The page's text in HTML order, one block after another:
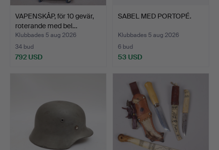
VAPENSKÅP, för 10 gevär,
roterande med bel…
Klubbades 5 aug 2026
34 bud
792 USD
SABEL MED PORTOPÉ.
Klubbades 5 aug 2026
6 bud
53 USD